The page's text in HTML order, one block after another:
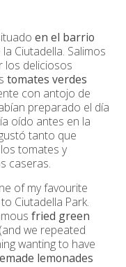
en el barrio
Ciutadella. Salimos
los deliciosos
tomates verdes
con antojo de
preparado el día
oído antes en la
tanto que
tomates y
caseras.
of my favourite
Ciutadella Park.
fried green
we repeated
wanting to have
lemonades